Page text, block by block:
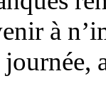
à